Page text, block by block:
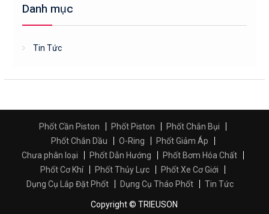
Danh mục
Tin Tức
Phốt Cần Piston Phốt Piston
Phốt Chắn Bụi
Phốt Chắn Dầu
O-Ring
Phốt Giảm Áp
Chưa phân loại
Phốt Dẫn Hướng
Phốt Bơm Hóa Chất
Phốt Cơ Khí
Phốt Thủy Lực
Phốt Xe Cơ Giới
Dụng Cụ Lắp Đặt Phốt
Dụng Cụ Tháo Phốt Tin Tức
Copyright © TRIEUSON